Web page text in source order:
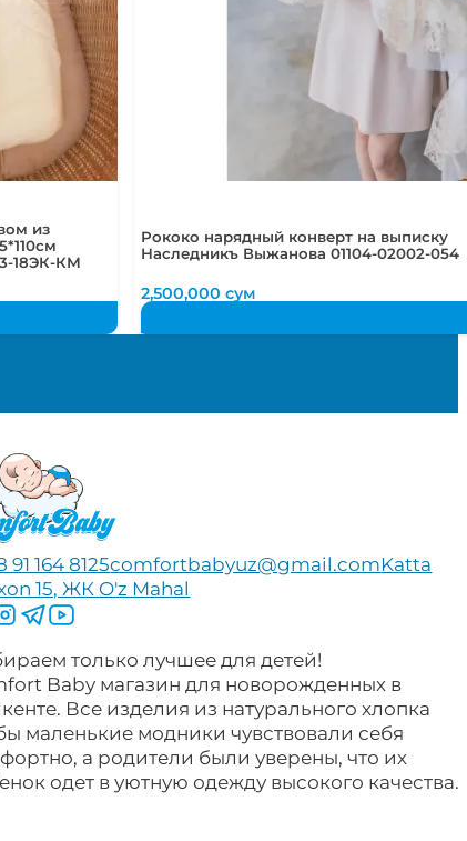
из
18ЭК-КМ
Рококо нарядный конверт на выписку
Наследникъ Выжанова 01104-02002-054
2,500,000 сум
91 164 8125comfortbabyuz@gmail.comKatta
15, ЖК O'z Mahal
за нами на Facebook
за нами в Instagram
Следите за нами в Telegram
Следите за нами в YouTube
только лучшее для детей!
Baby магазин для новорожденных в
Все изделия из натурального хлопка
маленькие модники чувствовали себя
а родители были уверены, что их
одет в уютную одежду высокого качества.